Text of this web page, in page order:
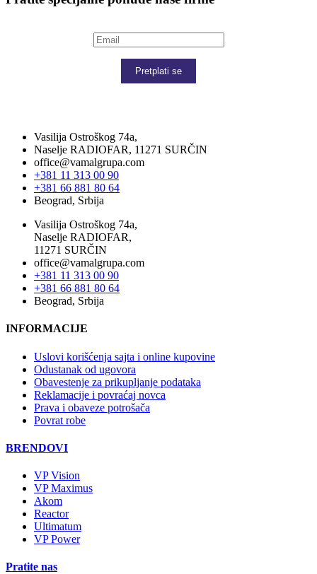
Pretplati se
Vasilija Ostroškog 74a,
Naselje RADIOFAR, 11271 SURČIN
office@vamalgrupa.com
+381 11 313 00 90
+381 66 881 80 64
Beograd, Srbija
Vasilija Ostroškog 74a,
Naselje RADIOFAR,
11271 SURČIN
office@vamalgrupa.com
+381 11 313 00 90
+381 66 881 80 64
Beograd, Srbija
INFORMACIJE
Uslovi korišćenja sajta i online kupovine
Odustanak od ugovora
Obavestenje za prikupljanje podataka
Reklamacije i povraćaj novca
Prava i obaveze potrošača
Povrat robe
BRENDOVI
VP Vision
VP Maximus
Akom
Reactor
Ultimatum
VP Power
Pratite nas